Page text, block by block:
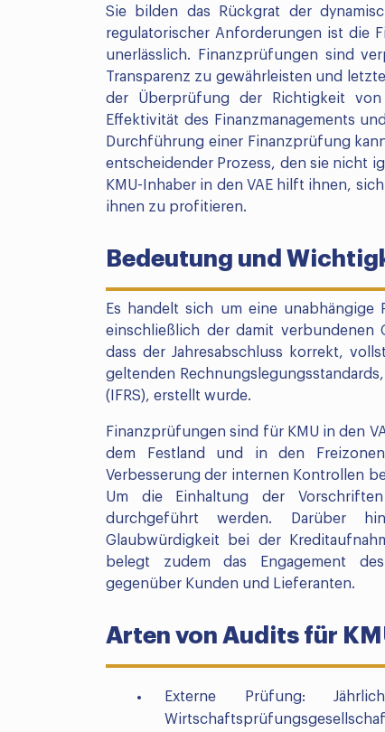
Sie bilden das Rückgrat der
regulatorischer Anforderungen ist die
unerlässlich. Finanzprüfungen sind
Transparenz zu gewährleisten und
der Überprüfung der Richtigkeit von
Effektivität des Finanzmanagements
Durchführung einer Finanzprüfung
entscheidender Prozess, den sie nicht
KMU-Inhaber in den VAE hilft ihnen,
ihnen zu profitieren.
Bedeutung und
Es handelt sich um eine unabhängige
einschließlich der damit verbundenen
dass der Jahresabschluss korrekt,
geltenden
(IFRS), erstellt wurde.
Finanzprüfungen sind für KMU in den
dem Festland und in den
Verbesserung der internen Kontrollen
Um die Einhaltung der
durchgeführt werden. Darüber
Glaubwürdigkeit bei der
belegt zudem das Engagement
gegenüber Kunden und Lieferanten.
Arten von Audits für
Externe Prüfung: